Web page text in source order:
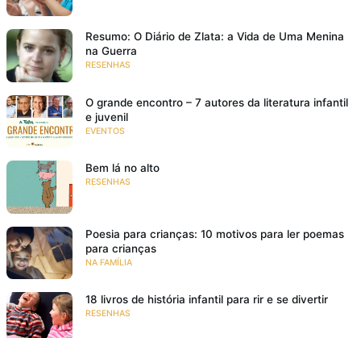
Resumo: O Diário de Zlata: a Vida de Uma Menina
na Guerra
RESENHAS
O grande encontro – 7 autores da literatura infantil
e juvenil
EVENTOS
Bem lá no alto
RESENHAS
Poesia para crianças: 10 motivos para ler poemas
para crianças
NA FAMÍLIA
18 livros de história infantil para rir e se divertir
RESENHAS